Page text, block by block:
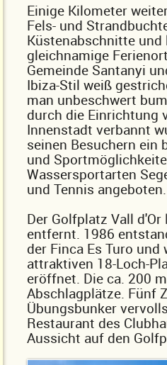
Einige Kilometer
Fels- und
Küstenabschnitte und
gleichnamige
Gemeinde Santanyi
Ibiza-Stil weiß
man unbeschwert
durch die Einrichtung
Innenstadt verbannt
seinen Besuchern ein
und
Wassersportarten
und Tennis angeboten.
Der Golfplatz Vall
entfernt. 1986
der Finca Es Turo
attraktiven 18-Loch-
eröffnet. Die ca. 200
Abschlagplätze. Fünf
Übungsbunker
Restaurant des
Aussicht auf den